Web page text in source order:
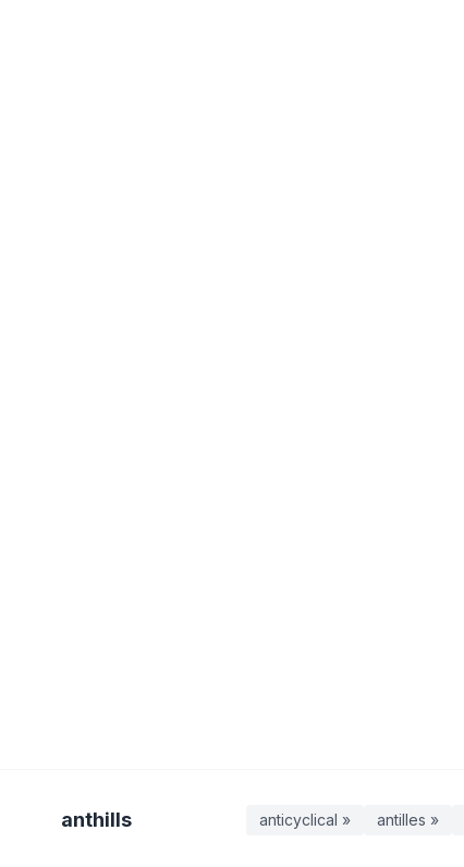
anthills anticyclical » antilles »